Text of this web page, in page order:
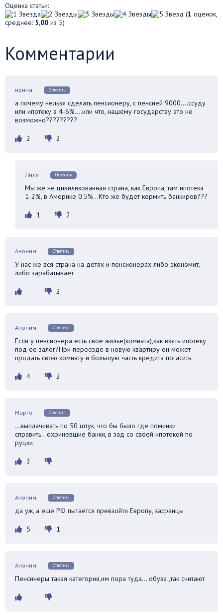
Оценка статьи:
(1 оценок,
среднее: 5,00 из 5)
Комментарии
ирина Ответить
а почему нельзя сделать пенсионеру, с пенсией 9000….ссуду
или ипотеку в 4-6%….или что, нашему государству это не
возможно?????????
2 2
Лиля Ответить
Мы же не цивилизованная страна, как Европа, там ипотека
1-2%, в Америке 0.5%…Кто же будет кормить банкиров???
1 2
Аноним Ответить
У нас же вся страна на детях и пенсионерах либо экономит,
либо зарабатывает
2
Аноним Ответить
Если у пенсионера есть свое жилье(комната),как взять ипотеку
под ее залог?При переезде в новую квартиру он может
продать свою комнату и большую часть кредита погасить.
4 2
Марго Ответить
…выплачивать по 50 штук, что бы было где поминки
справить…охриневшие банки, в зад со своей ипотекой по
руцки
3
Аноним Ответить
да уж, а еще РФ пытается превзойти Европу, засранцы
5 1
Аноним Ответить
Пенсинеры такая категория,им пора туда… обуза ,так считают